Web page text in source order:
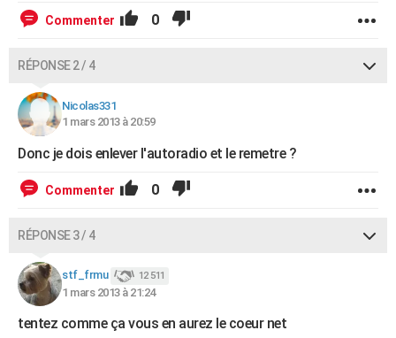
FORUM
Commenter 0
RÉPONSE 2 / 4
Nicolas331
1 mars 2013 à 20:59
Donc je dois enlever l'autoradio et le remetre ?
Commenter 0
RÉPONSE 3 / 4
stf_frmu 12 511
1 mars 2013 à 21:24
tentez comme ça vous en aurez le coeur net